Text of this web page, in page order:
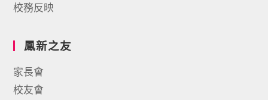
校務反映
鳳新之友
家長會
校友會